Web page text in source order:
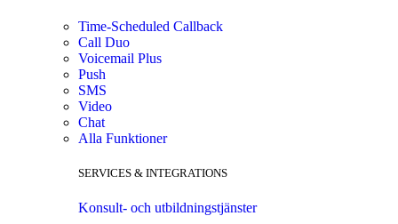
Time-Scheduled Callback
Call Duo
Voicemail Plus
Push
SMS
Video
Chat
Alla Funktioner
SERVICES & INTEGRATIONS
Konsult- och utbildningstjänster